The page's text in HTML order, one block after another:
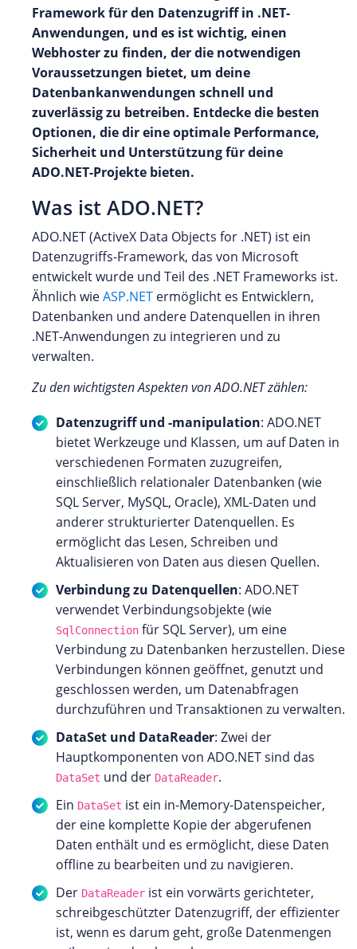
Framework für den Datenzugriff in .NET-
Anwendungen, und es ist wichtig, einen
Webhoster zu finden, der die notwendigen
Voraussetzungen bietet, um deine
Datenbankanwendungen schnell und
zuverlässig zu betreiben. Entdecke die besten
Optionen, die dir eine optimale Performance,
Sicherheit und Unterstützung für deine
ADO.NET-Projekte bieten.
Was ist ADO.NET?
ADO.NET (ActiveX Data Objects for .NET) ist ein
Datenzugriffs-Framework, das von Microsoft
entwickelt wurde und Teil des .NET Frameworks ist.
Ähnlich wieASP.NET ermöglicht es Entwicklern,
Datenbanken und andere Datenquellen in ihren
.NET-Anwendungen zu integrieren und zu
verwalten.
Zu den wichtigsten Aspekten von ADO.NET zählen:
Datenzugriff und -manipulation: ADO.NET
bietet Werkzeuge und Klassen, um auf Daten in
verschiedenen Formaten zuzugreifen,
einschließlich relationaler Datenbanken (wie
SQL Server, MySQL, Oracle), XML-Daten und
anderer strukturierter Datenquellen. Es
ermöglicht das Lesen, Schreiben und
Aktualisieren von Daten aus diesen Quellen.
Verbindung zu Datenquellen: ADO.NET
verwendet Verbindungsobjekte (wie
SqlConnection für SQL Server), um eine
Verbindung zu Datenbanken herzustellen. Diese
Verbindungen können geöffnet, genutzt und
geschlossen werden, um Datenabfragen
durchzuführen und Transaktionen zu verwalten.
DataSet und DataReader: Zwei der
Hauptkomponenten von ADO.NET sind das
DataSet und der DataReader.
Ein DataSet ist ein in-Memory-Datenspeicher,
der eine komplette Kopie der abgerufenen
Daten enthält und es ermöglicht, diese Daten
offline zu bearbeiten und zu navigieren.
Der DataReader ist ein vorwärts gerichteter,
schreibgeschützter Datenzugriff, der effizienter
ist, wenn es darum geht, große Datenmengen